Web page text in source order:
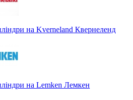
на Kverneland Квернеленд
на Lemken Лемкен